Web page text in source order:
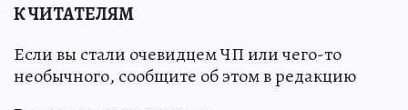
К ЧИТАТЕЛЯМ
Если вы стали очевидцем ЧП или чего-то
необычного, сообщите об этом в редакцию